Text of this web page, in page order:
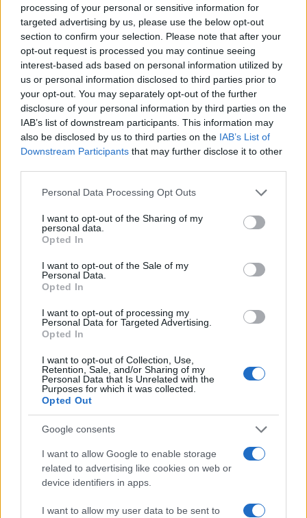
processing of your personal or sensitive information for
targeted advertising by us, please use the below opt-out
section to confirm your selection. Please note that after your
opt-out request is processed you may continue seeing
interest-based ads based on personal information utilized by
us or personal information disclosed to third parties prior to
your opt-out. You may separately opt-out of the further
disclosure of your personal information by third parties on the
IAB’s list of downstream participants. This information may
also be disclosed by us to third parties on the IAB’s List of
Downstream Participants that may further disclose it to other
Please note that this website/app uses one or more Google
not limited to your visit or usage behaviour. You may click to
grant or deny consent to Google and its third-party tags to
use your data for below specified purposes in below Google
consent section.
Personal Data Processing Opt Outs
I want to opt-out of the Sharing of my
personal data.
Opted In
I want to opt-out of the Sale of my
Personal Data.
Opted In
I want to opt-out of processing my
Personal Data for Targeted Advertising.
Opted In
I want to opt-out of Collection, Use,
Retention, Sale, and/or Sharing of my
Personal Data that Is Unrelated with the
Purposes for which it was collected.
Opted Out
Google consents
I want to allow Google to enable storage
related to advertising like cookies on web or
device identifiers in apps.
I want to allow my user data to be sent to
Edizione e accesso alle copie per docenti
Il libro è disponibile inedizione cartacea(pp. X-
262) conISBN 9791220603072e un prezzo
indicativo di €26,00. Per i docenti universitari è
prevista la possibilità di richiedere una copia
facilitare l’adozione del testo nella formazione degli
insegnanti e per sostenere la diffusione di pratiche
educazione all’aperto
AUTORE
AiAdhubMedia